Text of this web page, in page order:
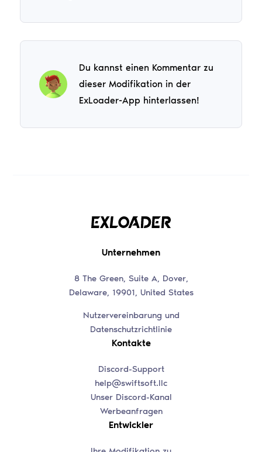
Du kannst einen Kommentar zu
dieser Modifikation in der
ExLoader-App hinterlassen!
Unternehmen
8 The Green, Suite A, Dover,
Delaware, 19901, United States
Nutzervereinbarung und
Datenschutzrichtlinie
Kontakte
Discord-Support
help@swiftsoft.llc
Unser Discord-Kanal
Werbeanfragen
Entwickler